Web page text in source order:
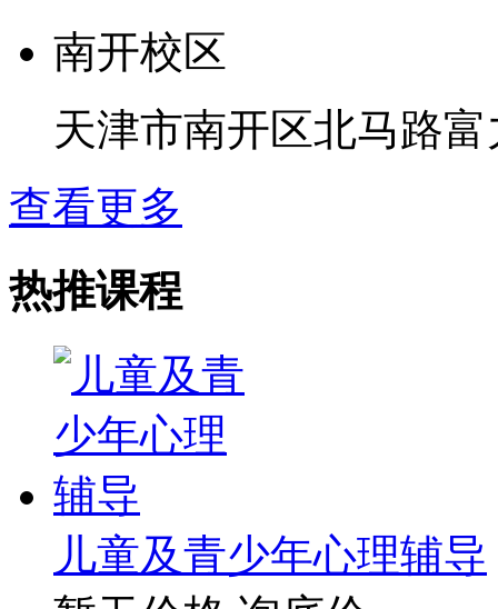
南开校区
天津市南开区北马路
查看更多
热推课程
儿童及青少年心理辅导